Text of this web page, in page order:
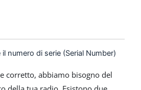
numero di serie (Serial Number)
corretto, abbiamo bisogno del